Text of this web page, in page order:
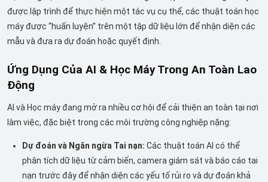
được lập trình để thực hiện một tác vụ cụ thể, các thuật toán học
máy được “huấn luyện” trên một tập dữ liệu lớn để nhận diện các
mẫu và đưa ra dự đoán hoặc quyết định.
Ứng Dụng Của AI & Học Máy Trong An Toàn Lao
Động
AI và Học máy đang mở ra nhiều cơ hội để cải thiện an toàn tại nơi
làm việc, đặc biệt trong các môi trường công nghiệp nặng:
Dự đoán và Ngăn ngừa Tai nạn: Các thuật toán AI có thể
phân tích dữ liệu từ cảm biến, camera giám sát và báo cáo tai
nạn trước đây để nhận diện các yếu tố rủi ro và dự đoán khả